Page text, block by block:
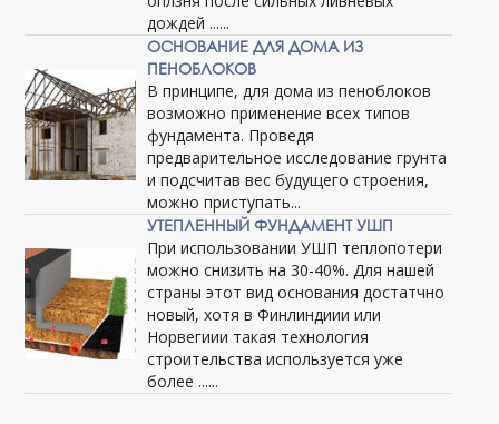
дождей ......
ОСНОВАНИЕ ДЛЯ ДОМА ИЗ
ПЕНОБЛОКОВ
В принципе, для дома из пеноблоков
возможно применение всех типов
фундамента. Проведя
предварительное исследование грунта
и подсчитав вес будущего строения,
можно приступать...
УТЕПЛЕННЫЙ ФУНДАМЕНТ УШП
При использовании УШП теплопотери
можно снизить на 30-40%. Для нашей
страны этот вид основания достатчно
новый, хотя в Финлиндиии или
Норвегиии такая технология
строительства используется уже
более ......